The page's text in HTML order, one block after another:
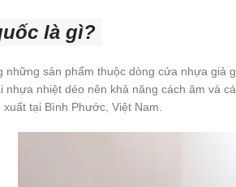
là gì?
những sản phẩm thuộc dòng cửa nhựa
nhiệt dẻo nên khả năng cách âm và
tại Bình Phước, Việt Nam.